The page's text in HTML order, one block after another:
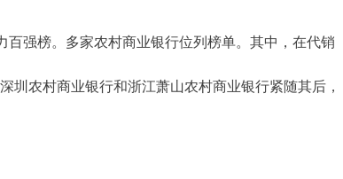
强榜。多家农村商业银行位列榜单。其中，在代销
农村商业银行和浙江萧山农村商业银行紧随其后，